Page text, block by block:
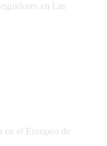
en Las
en el Europeo de